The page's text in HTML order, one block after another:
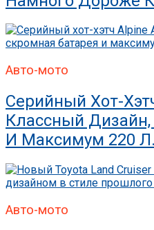
Авто-мото
Серийный Хот-
Классный
И Максимум 220
Авто-мото